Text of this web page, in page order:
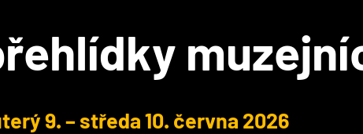
9. – středa 10. června 2026